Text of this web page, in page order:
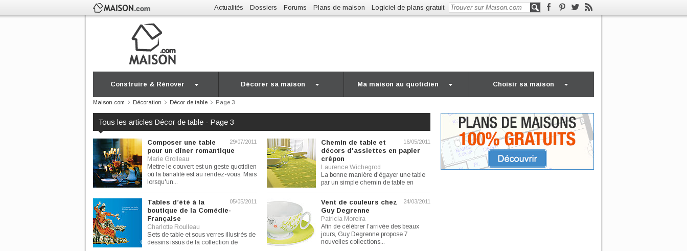
Actualités Dossiers Forums Plans de maison Logiciel de plans gratuit
Construire & Rénover Décorer sa maison Ma maison au quotidien Choisir sa maison
Maison.com Décoration Décor de table Page 3
Tous les articles Décor de table - Page 3
29/07/2011
Composer une table
pour un dîner romantique
Marie Grolleau
Mettre le couvert est un geste quotidien
où la banalité est au rendez-vous. Mais
lorsqu'un...
16/05/2011
Chemin de table et
décors d'assiettes en papier
crêpon
Laurence Wichegrod
La bonne manière d'égayer une table
par un simple chemin de table en
05/05/2011
Tables d’été à la
boutique de la Comédie-
Française
Charlotte Roulleau
Sets de table et sous verres illustrés de
dessins issus de la collection de
24/03/2011
Vent de couleurs chez
Guy Degrenne
Patricia Moreira
Afin de célébrer l’arrivée des beaux
jours, Guy Degrenne propose 7
nouvelles collections...